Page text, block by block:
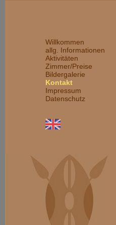
Willkommen
allg. Informationen
Aktivitäten
Zimmer/Preise
Bildergalerie
Kontakt
Impressum
Datenschutz